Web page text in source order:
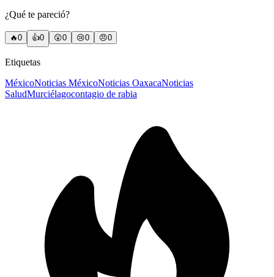
¿Qué te pareció?
🔥0 👍0 😲0 😢0 😠0
Etiquetas
MéxicoNoticias MéxicoNoticias OaxacaNoticias
SaludMurciélagocontagio de rabia